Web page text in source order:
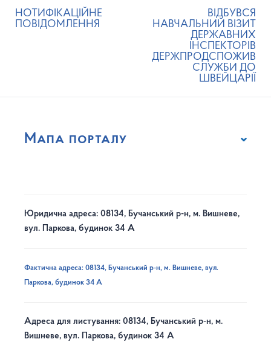
НОТИФІКАЦІЙНЕ
ПОВІДОМЛЕННЯ
ВІДБУВСЯ
НАВЧАЛЬНИЙ ВІЗИТ
ДЕРЖАВНИХ
ІНСПЕКТОРІВ
ДЕРЖПРОДСПОЖИВ
СЛУЖБИ ДО
ШВЕЙЦАРІЇ
Мапа порталу
Юридична адреса: 08134, Бучанський р-н, м. Вишневе,
вул. Паркова, будинок 34 А
Фактична адреса: 08134, Бучанський р-н, м. Вишневе, вул.
Паркова, будинок 34 А
Адреса для листування: 08134, Бучанський р-н, м.
Вишневе, вул. Паркова, будинок 34 А